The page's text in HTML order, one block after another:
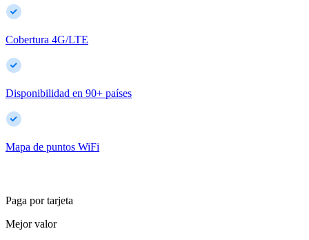
Cobertura 4G/LTE
Disponibilidad en 90+ países
Mapa de puntos WiFi
Paga por tarjeta
Mejor valor